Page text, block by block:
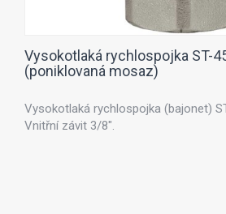
Vysokotlaká rychlospojka ST-
(poniklovaná mosaz)
Vysokotlaká rychlospojka (bajonet)
Vnitřní závit 3/8".